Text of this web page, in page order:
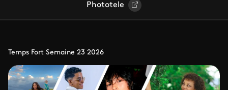
Phototele
Temps Fort Semaine 23 2026